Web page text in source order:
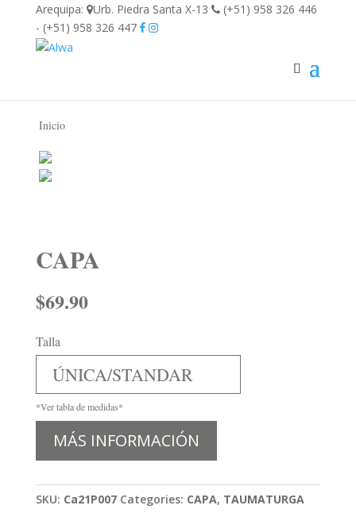
Arequipa: Urb. Piedra Santa X-13
(+51) 958 326 446
- (+51) 958 326 447
Inicio
CAPA
$69.90
Talla
ÚNICA/STANDAR
*Ver tabla de medidas*
MÁS INFORMACIÓN
SKU: Ca21P007 Categories: CAPA, TAUMATURGA